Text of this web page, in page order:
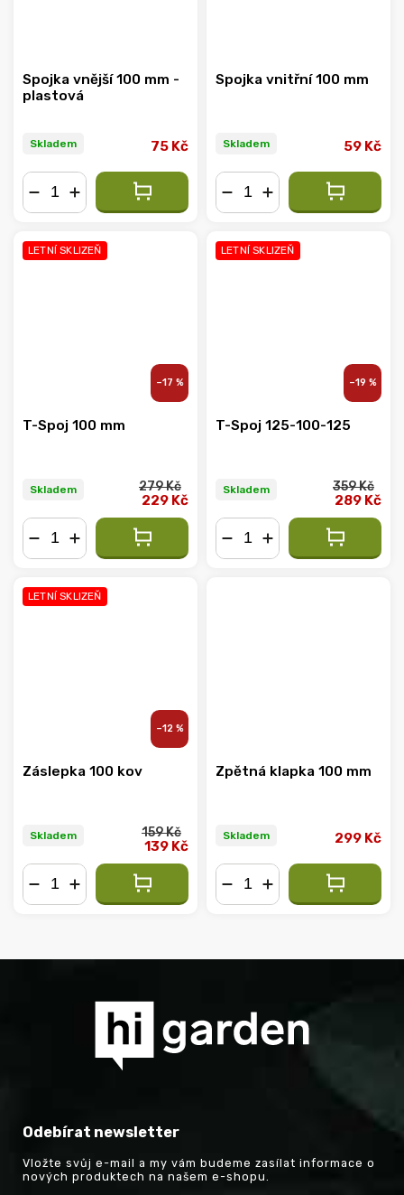
Spojka vnější 100 mm -
plastová
Skladem 75 Kč
Spojka vnitřní 100 mm
Skladem 59 Kč
LETNÍ SKLIZEŇ
–17 %
T-Spoj 100 mm
Skladem 279 Kč
229 Kč
LETNÍ SKLIZEŇ
–19 %
T-Spoj 125-100-125
Skladem 359 Kč
289 Kč
LETNÍ SKLIZEŇ
–12 %
Záslepka 100 kov
Skladem 159 Kč
139 Kč
Zpětná klapka 100 mm
Skladem 299 Kč
Odebírat newsletter
Vložte svůj e-mail a my vám budeme zasílat informace o
nových produktech na našem e-shopu.